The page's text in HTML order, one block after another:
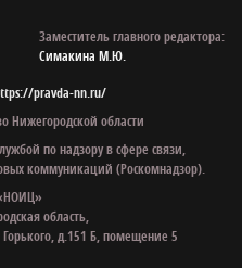
Заместитель главного редактора:
Симакина М.Ю.
pravda-nn.ru/
Нижегородской области
по надзору в сфере связи,
коммуникаций (Роскомнадзор).
область,
д.151 Б, помещение 5